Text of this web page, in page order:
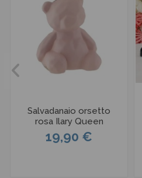
Salvadanaio orsetto
rosa Ilary Queen
19,90 €